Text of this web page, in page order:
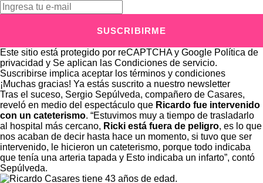
SUSCRIBIRME
Este sitio está protegido por reCAPTCHA y Google Política de
privacidad y Se aplican las Condiciones de servicio.
Suscribirse implica aceptar los términos y condiciones
¡Muchas gracias! Ya estás suscrito a nuestro newsletter
Tras el suceso, Sergio Sepúlveda, compañero de Casares,
reveló en medio del espectáculo que Ricardo fue intervenido
con un cateterismo. “Estuvimos muy a tiempo de trasladarlo
al hospital más cercano, Ricki está fuera de peligro, es lo que
nos acaban de decir hasta hace un momento, si tuvo que ser
intervenido, le hicieron un cateterismo, porque todo indicaba
que tenía una arteria tapada y Esto indicaba un infarto”, contó
Sepúlveda.